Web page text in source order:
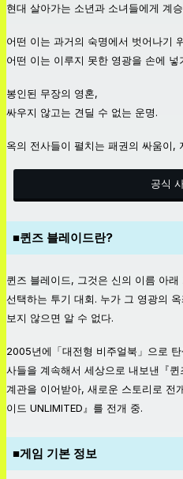
현대 살아가는 소년과 소녀들에게 계
어떤 이는 과거의 숙명에서 벗어나기
어떤 이는 이루지 못한 영광을 손에
봉인된 무장의 영혼,
싸우지 않고는 견딜 수 없는 운명.
옥의 전사들이 펼치는 패권의 싸움이
공식
■퀸즈 블레이드란?
퀸즈 블레이드, 그것은 신의 이름 아
선택하는 투기 대회. 누가 그 영광의
보지 않으면 알 수 없다.
2005년에「대전형 비주얼북」으로
사들을 계속해서 세상으로 내보낸『
계관을 이어받아, 새로운 스토리로 전
이드 UNLIMITED』를 전개 중.
■게임 기본 정보